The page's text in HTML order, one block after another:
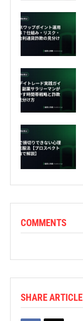
COMMENTS
SHARE ARTICLE